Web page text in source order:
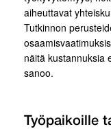
aiheuttavat
Tutkinnon
näitä kustannuksia
sanoo.
Työpaikoille